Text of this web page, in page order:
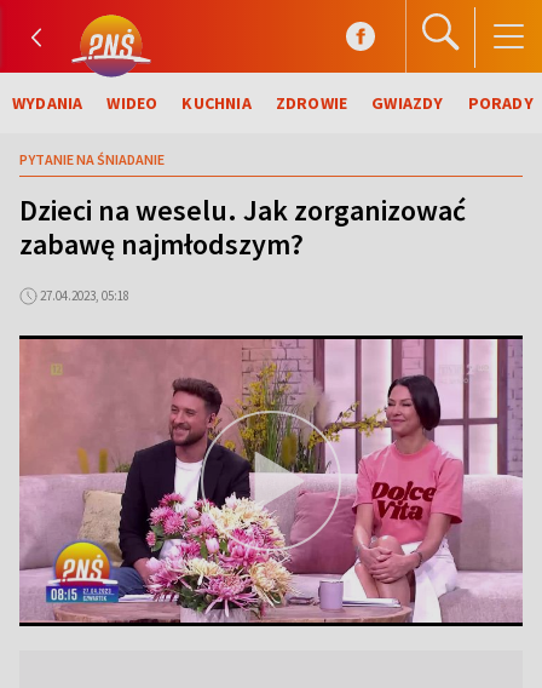
WYDANIA WIDEO KUCHNIA ZDROWIE GWIAZDY PORADY
PYTANIE NA ŚNIADANIE
Dzieci na weselu. Jak zorganizować
zabawę najmłodszym?
27.04.2023, 05:18